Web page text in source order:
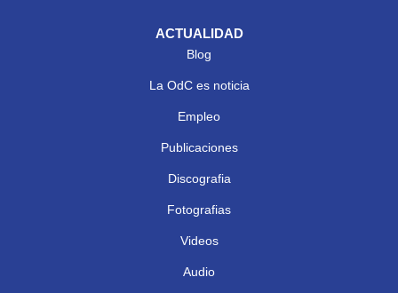
ACTUALIDAD
Blog
La OdC es noticia
Empleo
Publicaciones
Discografia
Fotografias
Videos
Audio